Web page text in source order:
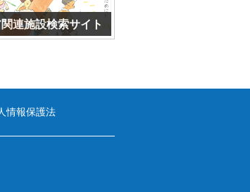
連施設検索サイト
になります。
情報保護法